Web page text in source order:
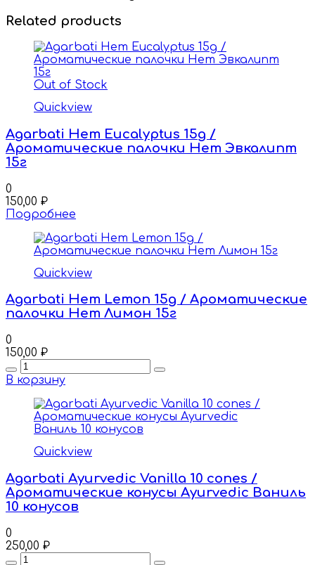
Related products
Out of Stock
Quickview
Agarbati Hem Eucalyptus 15g /
Ароматические палочки Hem Эвкалипт
15г
0
150,00 ₽
Подробнее
Quickview
Agarbati Hem Lemon 15g / Ароматические
палочки Hem Лимон 15г
0
150,00 ₽
Quantity
В корзину
Quickview
Agarbati Ayurvedic Vanilla 10 cones /
Ароматические конусы Ayurvedic Ваниль
10 конусов
0
250,00 ₽
Quantity